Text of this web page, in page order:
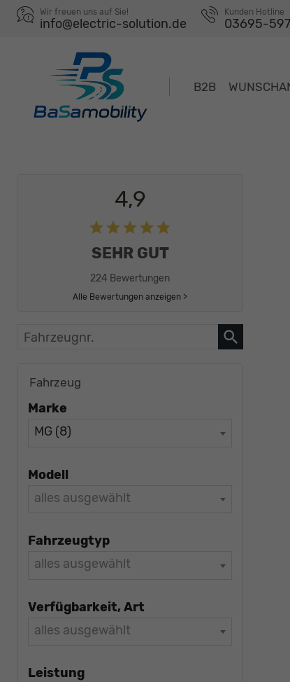
Wir freuen uns auf Sie!
info@electric-solution.de
Kunden Hotline
03695-
B2B
4,9
SEHR GUT
224 Bewertungen
Alle Bewertungen anzeigen >
Fahrzeugnr.
Fahrzeug
Marke
MG (8)
Modell
alles ausgewählt
Fahrzeugtyp
alles ausgewählt
Verfügbarkeit, Art
alles ausgewählt
Leistung